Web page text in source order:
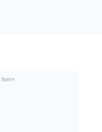
विज्ञापन